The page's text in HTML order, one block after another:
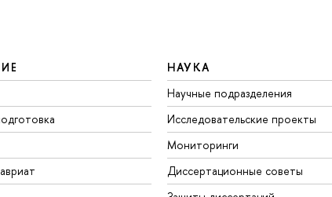
НАУКА
Научные подразделения
Исследовательские проекты
Мониторинги
Диссертационные советы